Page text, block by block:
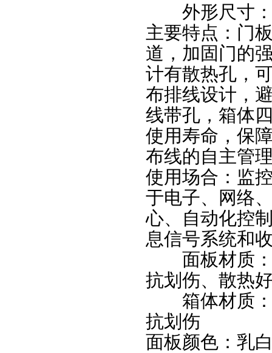
外形尺寸：
主要特点：门
道，加固门的
计有散热孔，
布排线设计，
线带孔，箱体
使用寿命，保
布线的自主管
使用场合：监
于电子、网络
心、自动化控
息信号系统和
面板材质
抗划伤、散热
箱体材质：
抗划伤
面板颜色：乳